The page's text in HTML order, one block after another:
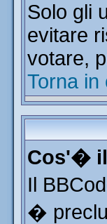
Solo gli
evitare
votare,
Torna in
Cos'�
Il
�